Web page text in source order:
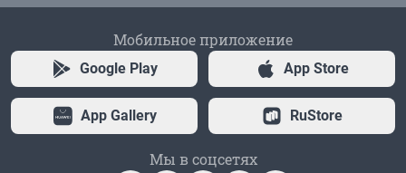
Мобильное приложение
Google Play App Store
App Gallery RuStore
Мы в соцсетях